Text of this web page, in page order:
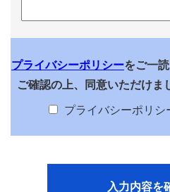
プライバシーポリシーをご一
ご確認の上、同意いただけま
プライバシーポリシ